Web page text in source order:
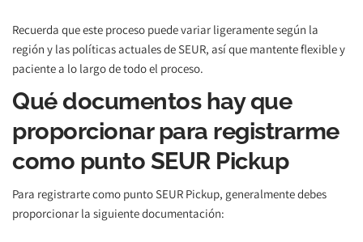
Recuerda que este proceso puede variar ligeramente según la
región y las políticas actuales de SEUR, así que mantente flexible y
paciente a lo largo de todo el proceso.
Qué documentos hay que
proporcionar para registrarme
como punto SEUR Pickup
Para registrarte como punto SEUR Pickup, generalmente debes
proporcionar la siguiente documentación: